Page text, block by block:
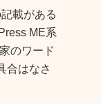
載がある
ME系
のワード
合はなさ